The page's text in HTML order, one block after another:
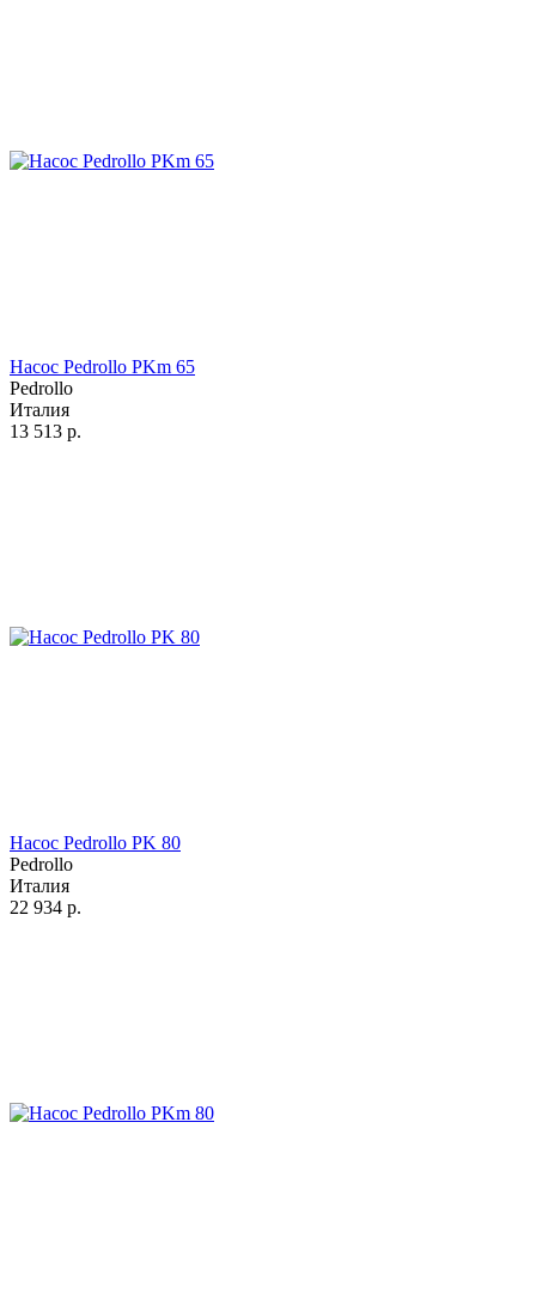
Насос Pedrollo PKm 65
Pedrollo
Италия
13 513 р.
Насос Pedrollo PK 80
Pedrollo
Италия
22 934 р.